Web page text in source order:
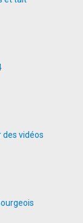
des vidéos